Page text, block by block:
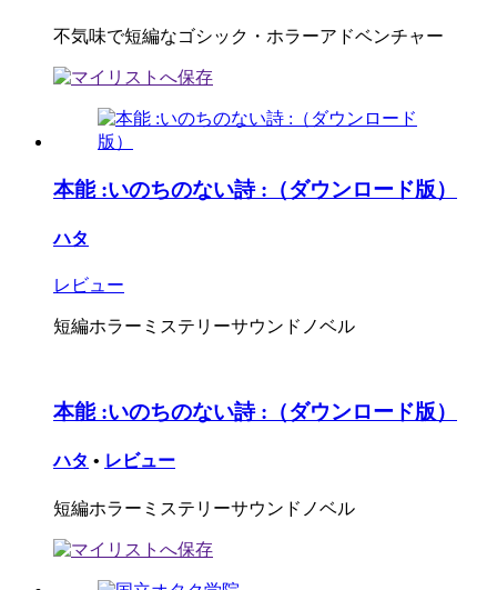
不気味で短編なゴシック・ホラーアドベンチャー
本能 :いのちのない詩 :（ダウンロード版）
ハタ
レビュー
短編ホラーミステリーサウンドノベル
本能 :いのちのない詩 :（ダウンロード版）
ハタ • レビュー
短編ホラーミステリーサウンドノベル